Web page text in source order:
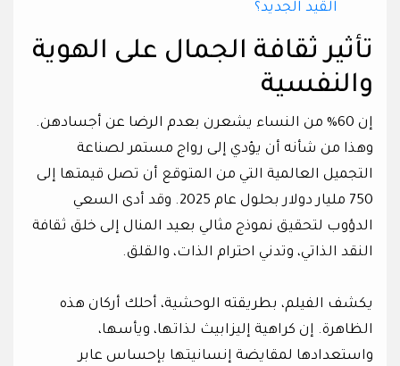
القيد الجديد؟
تأثير ثقافة الجمال على الهوية
والنفسية
إن 60% من النساء يشعرن بعدم الرضا عن أجسادهن.
وهذا من شأنه أن يؤدي إلى رواج مستمر لصناعة
التجميل العالمية التي من المتوقع أن تصل قيمتها إلى
750 مليار دولار بحلول عام 2025. وقد أدى السعي
الدؤوب لتحقيق نموذج مثالي بعيد المنال إلى خلق ثقافة
النقد الذاتي، وتدني احترام الذات، والقلق.
يكشف الفيلم، بطريقته الوحشية، أحلك أركان هذه
الظاهرة. إن كراهية إليزابيث لذاتها، ويأسها،
واستعدادها لمقايضة إنسانيتها بإحساس عابر